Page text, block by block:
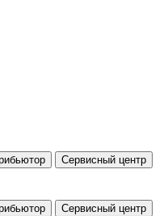
Сервисный центр
Сервисный центр